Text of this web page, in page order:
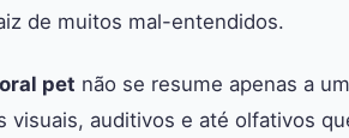
de muitos mal-entendidos.
pet não se resume apenas a
visuais, auditivos e até olfativos